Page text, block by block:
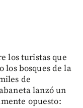
los turistas que
los bosques de la
de
lanzó un
opuesto: